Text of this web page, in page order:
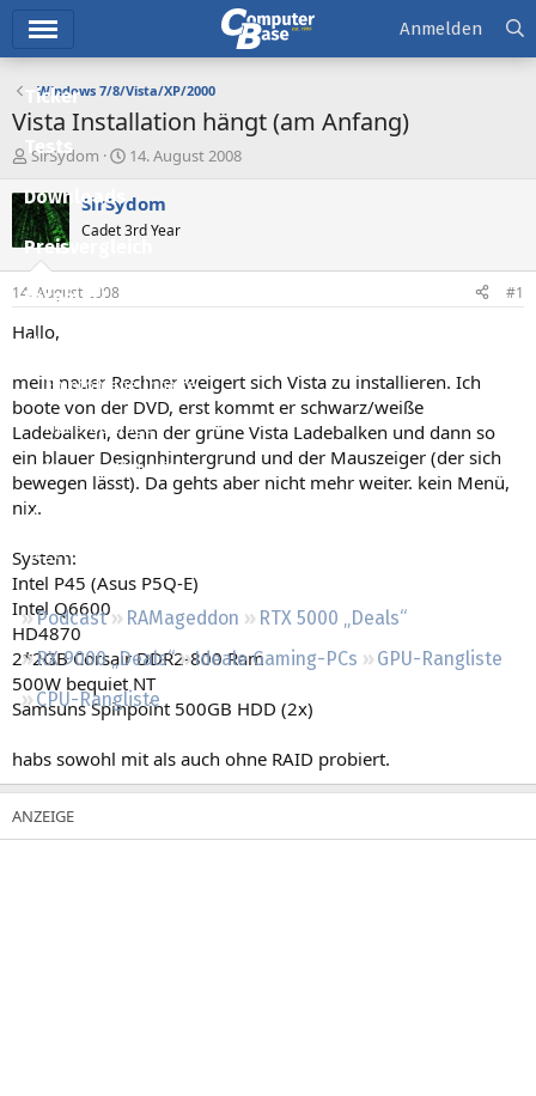
Ticker
Tests
Downloads
Preisvergleich
Forum
Aktuelles
Empfohlene Inhalte
Neue Beiträge
Neueste Aktivitäten
Leserartikel
Regeln
Podcast RAMageddon
RTX 5000 „Deals“
RX 9000 „Deals“
Ideale Gaming-PCs
GPU-Rangliste
CPU-Rangliste
Anmelden
Windows 7/8/Vista/XP/2000
Vista Installation hängt (am Anfang)
E
s
t
e
e
r
SirSydom
E
s
e
t
14. August 2008
SirSydom
Cadet 3rd Year
14. August 2008 #1
Hallo,
mein neuer Rechner weigert sich Vista zu installieren. Ich
boote von der DVD, erst kommt er schwarz/weiße
Ladebalken, denn der grüne Vista Ladebalken und dann so
ein blauer Designhintergrund und der Mauszeiger (der sich
bewegen lässt). Da gehts aber nicht mehr weiter. kein Menü,
nix.
System:
Intel P45 (Asus P5Q-E)
Intel Q6600
HD4870
2*2GB Corsair DDR2-800 Ram
500W bequiet NT
Samsuns Spinpoint 500GB HDD (2x)
habs sowohl mit als auch ohne RAID probiert.